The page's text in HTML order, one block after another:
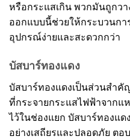
หรือกระแสเกิน พวกมันถูกว
ออกแบบนี้ช่วยให้กระบวนกา
อุปกรณ์ง่ายและสะดวกกว่า
บัสบาร์ทองแดง
บัสบาร์ทองแดงเป็นส่วนสำ
ที่กระจายกระแสไฟฟ้าจากแ
ไว้ในช่องแยก บัสบาร์ทองแ
อย่างเสถียรและปลอดภัย ต